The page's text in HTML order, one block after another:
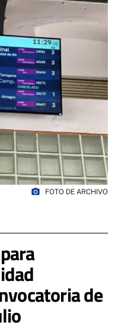
de
photo_camera FOTO DE ARCHIVO